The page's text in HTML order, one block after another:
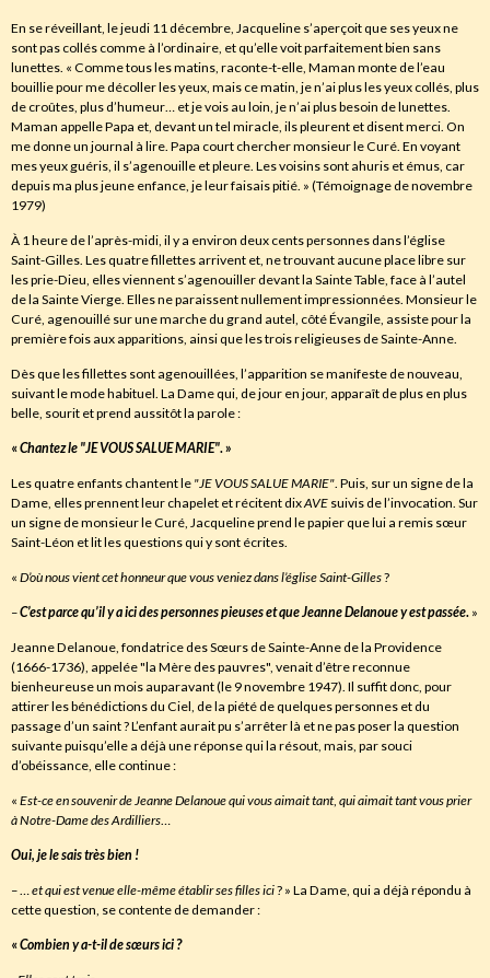
En se réveillant, le jeudi 11 décembre, Jacqueline s’aperçoit que ses yeux ne
sont pas collés comme à l’ordinaire, et qu’elle voit parfaitement bien sans
lunettes. « Comme tous les matins, raconte-t-elle, Maman monte de l’eau
bouillie pour me décoller les yeux, mais ce matin, je n’ai plus les yeux collés, plus
de croûtes, plus d’humeur… et je vois au loin, je n’ai plus besoin de lunettes.
Maman appelle Papa et, devant un tel miracle, ils pleurent et disent merci. On
me donne un journal à lire. Papa court chercher monsieur le Curé. En voyant
mes yeux guéris, il s’agenouille et pleure. Les voisins sont ahuris et émus, car
depuis ma plus jeune enfance, je leur faisais pitié. » (Témoignage de novembre
1979)
À 1 heure de l’après-midi, il y a environ deux cents personnes dans l’église
Saint-Gilles. Les quatre fillettes arrivent et, ne trouvant aucune place libre sur
les prie-Dieu, elles viennent s’agenouiller devant la Sainte Table, face à l’autel
de la Sainte Vierge. Elles ne paraissent nullement impressionnées. Monsieur le
Curé, agenouillé sur une marche du grand autel, côté Évangile, assiste pour la
première fois aux apparitions, ainsi que les trois religieuses de Sainte-Anne.
Dès que les fillettes sont agenouillées, l’apparition se manifeste de nouveau,
suivant le mode habituel. La Dame qui, de jour en jour, apparaît de plus en plus
belle, sourit et prend aussitôt la parole :
«Chantez le "JE VOUS SALUE MARIE". »
Les quatre enfants chantent le "JEVOUSSALUE MARIE". Puis, sur un signe de la
Dame, elles prennent leur chapelet et récitent dixAVE suivis de l’invocation. Sur
un signe de monsieur le Curé, Jacqueline prend le papier que lui a remis sœur
Saint-Léon et lit les questions qui y sont écrites.
« D’où nous vient cet honneur que vous veniez dans l’église Saint-Gilles?
–C’est parce qu’il y a ici des personnes pieuses et que Jeanne Delanoue y est passée. »
Jeanne Delanoue, fondatrice des Sœurs de Sainte-Anne de la Providence
(1666-1736), appelée "la Mère des pauvres", venait d’être reconnue
bienheureuse un mois auparavant (le 9 novembre 1947). Il suffit donc, pour
attirer les bénédictions du Ciel, de la piété de quelques personnes et du
passage d’un saint ? L’enfant aurait pu s’arrêter là et ne pas poser la question
suivante puisqu’elle a déjà une réponse qui la résout, mais, par souci
d’obéissance, elle continue :
« Est-ce en souvenir de Jeanne Delanoue qui vous aimait tant, qui aimait tant vous prier
à Notre-Dame des Ardilliers…
Oui, je le sais très bien !
–…et qui est venue elle-même établir ses filles ici? » La Dame, qui a déjà répondu à
cette question, se contente de demander :
«Combien y a-t-il de sœurs ici ?